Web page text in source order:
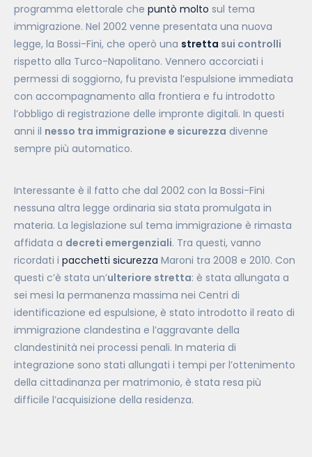
programma elettorale che puntò molto sul tema
immigrazione. Nel 2002 venne presentata una nuova
legge, la Bossi-Fini, che operò una stretta sui controlli
rispetto alla Turco-Napolitano. Vennero accorciati i
permessi di soggiorno, fu prevista l’espulsione immediata
con accompagnamento alla frontiera e fu introdotto
l’obbligo di registrazione delle impronte digitali. In questi
anni il nesso tra immigrazione e sicurezza divenne
sempre più automatico.
Interessante è il fatto che dal 2002 con la Bossi-Fini
nessuna altra legge ordinaria sia stata promulgata in
materia. La legislazione sul tema immigrazione è rimasta
affidata a decreti emergenziali. Tra questi, vanno
ricordati i pacchetti sicurezza Maroni tra 2008 e 2010. Con
questi c’è stata un’ulteriore stretta: è stata allungata a
sei mesi la permanenza massima nei Centri di
identificazione ed espulsione, è stato introdotto il reato di
immigrazione clandestina e l’aggravante della
clandestinità nei processi penali. In materia di
integrazione sono stati allungati i tempi per l’ottenimento
della cittadinanza per matrimonio, è stata resa più
difficile l’acquisizione della residenza.